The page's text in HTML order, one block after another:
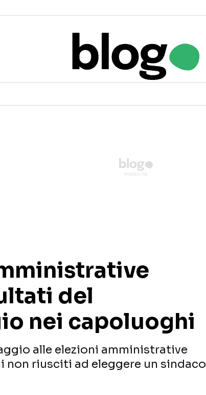
del
nei capoluoghi
alle elezioni amministrative
non riusciti ad eleggere un sindaco